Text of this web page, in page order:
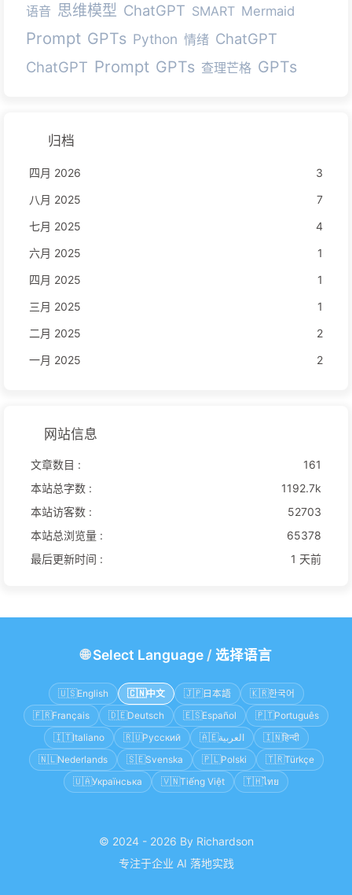
语音 思维模型 ChatGPT SMART Mermaid
Prompt GPTs Python 情绪 ChatGPT
ChatGPT Prompt GPTs 查理芒格 GPTs
归档
四月 2026
3
八月 2025
7
七月 2025
4
六月 2025
1
四月 2025
1
三月 2025
1
二月 2025
2
一月 2025
2
网站信息
文章数目 :
161
本站总字数 :
1192.7k
本站访客数 :
52703
本站总浏览量 :
65378
最后更新时间 :
1 天前
🌐Select Language/ 选择语言
🇺🇸English 🇨🇳 中文 🇯🇵日本語 🇰🇷한국어
🇫🇷Français 🇩🇪Deutsch 🇪🇸Español 🇵🇹Português
🇮🇹Italiano 🇷🇺Русский 🇦🇪العربية 🇮🇳हिन्दी
🇳🇱Nederlands 🇸🇪Svenska 🇵🇱Polski 🇹🇷Türkçe
🇺🇦Українська 🇻🇳Tiếng Việt 🇹🇭ไทย
© 2024 - 2026 By Richardson
专注于企业 AI 落地实践